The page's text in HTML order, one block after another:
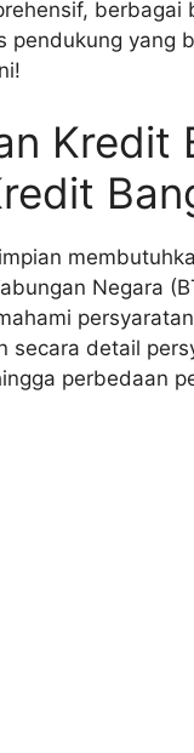
pendukung yang
Kredit
Negara
secara detail
perbedaan